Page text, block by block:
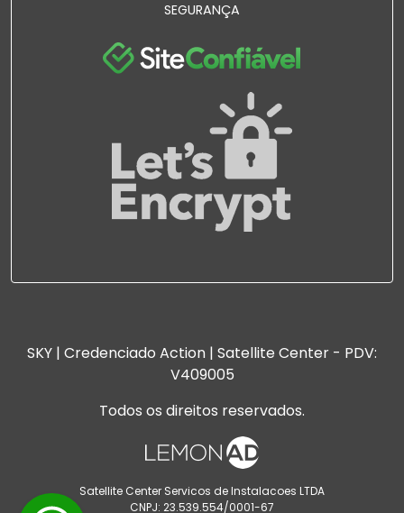
SEGURANÇA
SKY | Credenciado Action | Satellite Center - PDV:
V409005
Todos os direitos reservados.
Satellite Center Servicos de Instalacoes LTDA
CNPJ: 23.539.554/0001-67